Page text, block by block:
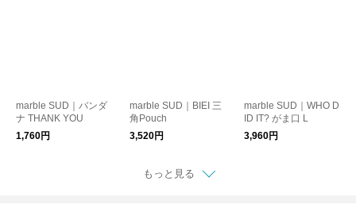
marble SUD｜バンダ
ナ THANK YOU
1,760円
marble SUD｜BIEI 三
角Pouch
3,520円
marble SUD｜WHO D
ID IT? がま口 L
3,960円
もっと見る